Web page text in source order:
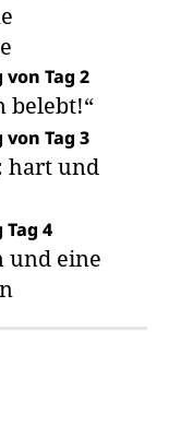
Tag 2
belebt!“
Tag 3
hart und
4
und eine